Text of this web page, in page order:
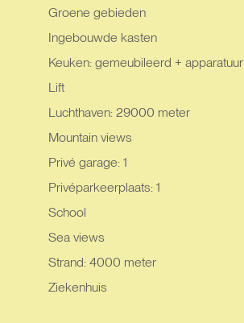
Groene gebieden
Ingebouwde kasten
Keuken: gemeubileerd + apparatuur
Lift
Luchthaven: 29000 meter
Mountain views
Privé garage: 1
Privéparkeerplaats: 1
School
Sea views
Strand: 4000 meter
Ziekenhuis